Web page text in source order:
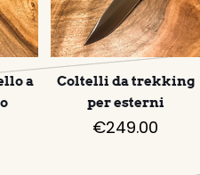
a
Coltelli da trekking
per esterni
€249.00